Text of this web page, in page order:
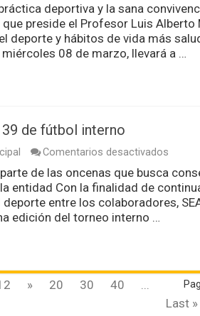
a
participar
a
Master
deportiva y la sana
preside el Profesor Luis Alberto
deporte y hábitos de vida más
08 de marzo, llevará a …
de fútbol interno
Comentarios desactivadosen
Seapal
39
de las oncenas que busca
entidad Con la finalidad de
entre los colaboradores,
edición del torneo interno …
» 20 30 40
Last »